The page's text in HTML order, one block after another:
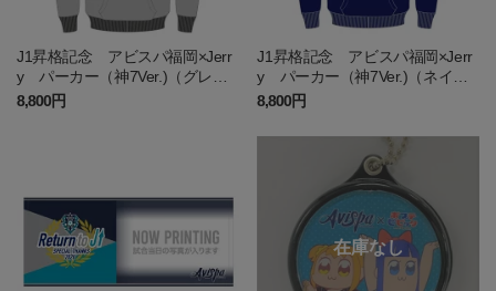
J1昇格記念 アビスパ福岡×Jerr
y パーカー（神7Ver.)（グレ
ー）
8,800円
J1昇格記念 アビスパ福岡×Jerr
y パーカー（神7Ver.)（ネイビ
ー）
8,800円